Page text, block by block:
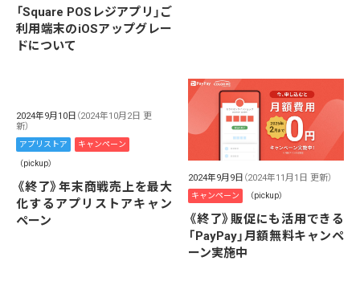
「Square POSレジアプリ」ご
利用端末のiOSアップグレー
ドについて
2024年9月10日 （2024年10月2日 更
新）
アプリストア キャンペーン
（pickup）
《終了》年末商戦売上を最大
化するアプリストアキャン
ペーン
2024年9月9日 （2024年11月1日 更新）
キャンペーン （pickup）
《終了》販促にも活用できる
「PayPay」月額無料キャンペ
ーン実施中